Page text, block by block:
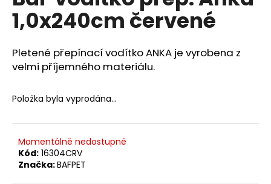
0,0
hvězdiček.
1,0x240cm červené
Pletené přepínací vodítko ANKA je vyrobena z
velmi příjemného materiálu.
Položka byla vyprodána…
Momentálně nedostupné
Kód: 16304CRV
Značka:BAFPET
a
j
í
t
HLEDAT